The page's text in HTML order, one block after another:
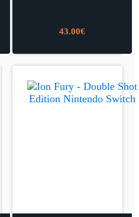
43.00€